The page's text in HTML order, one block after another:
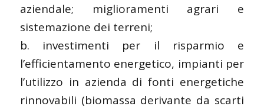
aziendale; miglioramenti agrari e
sistemazione dei terreni;
b. investimenti per il risparmio e
l’efficientamento energetico, impianti per
l’utilizzo in azienda di fonti energetiche
rinnovabili (biomassa derivante da scarti